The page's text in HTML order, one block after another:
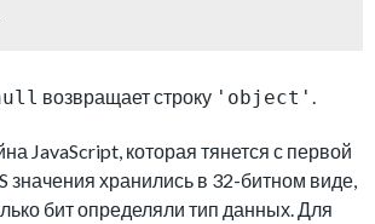
возвращает строку 'object' .
JavaScript, которая тянется с первой
значения хранились в 32-битном виде,
бит определяли тип данных. Для